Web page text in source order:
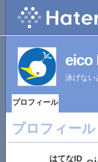
eico
泳げない
プロフィール
プロフィール
はてなID